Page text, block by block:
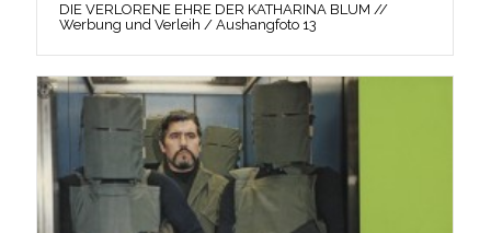
DIE VERLORENE EHRE DER KATHARINA BLUM //
Werbung und Verleih / Aushangfoto 13